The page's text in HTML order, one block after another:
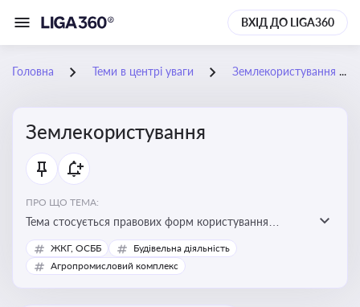
ВХІД ДО LIGA360
Головна Теми в центрі уваги Землекористування
Землекористування
ПРО ЩО ТЕМА:
Тема стосується правових форм користування
землею, зокрема умов доступу, володіння та
користування земельними ділянками різних форм
ЖКГ, ОСББ
Будівельна діяльність
Агропромисловий комплекс